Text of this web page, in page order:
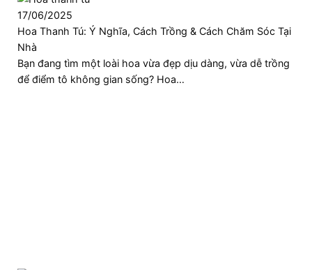
17/06/2025
Hoa Thanh Tú: Ý Nghĩa, Cách Trồng & Cách Chăm Sóc Tại
Nhà
Bạn đang tìm một loài hoa vừa đẹp dịu dàng, vừa dễ trồng
để điểm tô không gian sống? Hoa…